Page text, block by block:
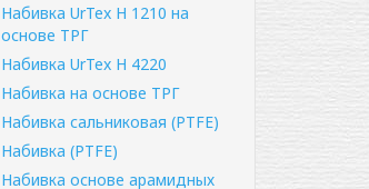
Набивка UrTex Н 1210 на
основе ТРГ
Набивка UrTex Н 4220
Набивка на основе ТРГ
Набивка сальниковая (PTFE)
Набивка (PTFE)
Набивка основе арамидных